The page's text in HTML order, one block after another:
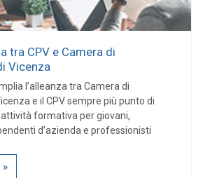
tra CPV e Camera di
Vicenza
l’alleanza tra Camera di
e il CPV sempre più punto di
formativa per giovani,
d’azienda e professionisti